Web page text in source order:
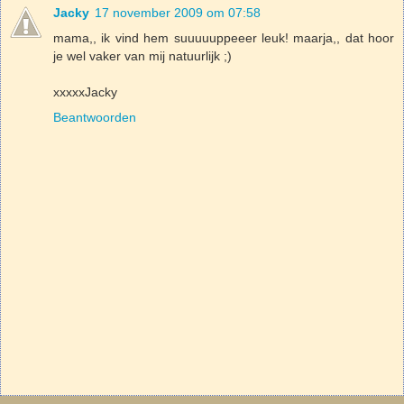
Jacky 17 november 2009 om 07:58
mama,, ik vind hem suuuuuppeeer leuk! maarja,, dat hoor
je wel vaker van mij natuurlijk ;)
xxxxxJacky
Beantwoorden